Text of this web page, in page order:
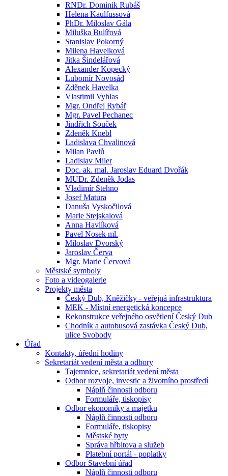
RNDr. Dominik Rubáš
Helena Kaulfussová
PhDr. Miloslav Gála
Miluška Bulířová
Stanislav Pokorný
Milena Havelková
Jitka Šindelářová
Alexander Kopecký
Lubomír Novosád
Zděnek Havelka
Vlastimil Vyhlas
Mgr. Ondřej Rybář
Mgr. Pavel Pechanec
Jindřich Souček
Zdeněk Knebl
Ladislava Chvalinová
Milan Pavlů
Ladislav Miler
Doc. ak. mal. Jaroslav Eduard Dvořák
MUDr. Zdeněk Jodas
Vladimír Stehno
Josef Matura
Danuša Vyskočilová
Marie Stejskalová
Anna Havlíková
Pavel Nosek ml.
Miloslav Dvorský
Jaroslav Červa
Mgr. Marie Červová
Městské symboly
Foto a videogalerie
Projekty města
Český Dub, Kněžičky - veřejná infrastruktura
MEK - Místní energetická koncepce
Rekonstrukce veřejného osvětlení Český Dub
Chodník a autobusová zastávka Český Dub,
ulice Svobody
Úřad
Kontakty, úřední hodiny
Sekretariát vedení města a odbory
Tajemnice, sekretariát vedení města
Odbor rozvoje, investic a životního prostředí
Náplň činnosti odboru
Formuláře, tiskopisy
Odbor ekonomiky a majetku
Náplň činnosti odboru
Formuláře, tiskopisy
Městské byty
Správa hřbitova a služeb
Platební portál - poplatky
Odbor Stavební úřad
Náplň činnosti odboru